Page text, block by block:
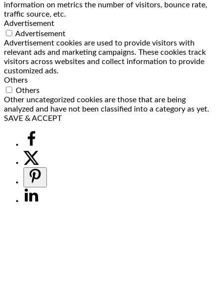
information on metrics the number of visitors, bounce rate,
traffic source, etc.
Advertisement
Advertisement
Advertisement cookies are used to provide visitors with
relevant ads and marketing campaigns. These cookies track
visitors across websites and collect information to provide
customized ads.
Others
Others
Other uncategorized cookies are those that are being
analyzed and have not been classified into a category as yet.
SAVE & ACCEPT